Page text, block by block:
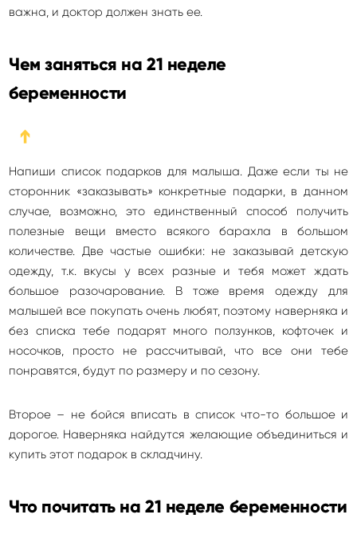
важна, и доктор должен знать ее.
Чем заняться на 21 неделе
беременности
➔
Напиши список подарков для малыша. Даже если ты не
сторонник «заказывать» конкретные подарки, в данном
случае, возможно, это единственный способ получить
полезные вещи вместо всякого барахла в большом
количестве. Две частые ошибки: не заказывай детскую
одежду, т.к. вкусы у всех разные и тебя может ждать
большое разочарование. В тоже время одежду для
малышей все покупать очень любят, поэтому наверняка и
без списка тебе подарят много ползунков, кофточек и
носочков, просто не рассчитывай, что все они тебе
понравятся, будут по размеру и по сезону.
Второе – не бойся вписать в список что-то большое и
дорогое. Наверняка найдутся желающие объединиться и
купить этот подарок в складчину.
Что почитать на 21 неделе беременности